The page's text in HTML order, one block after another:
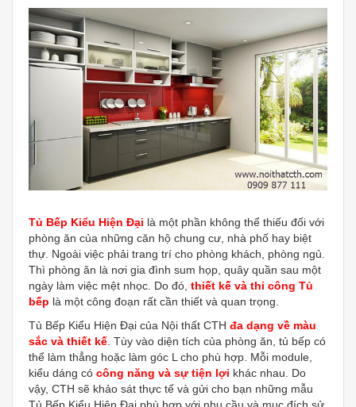
Tủ Bếp Kiểu Hiện Đại là một phần không thể thiếu đối với
phòng ăn của những căn hộ chung cư, nhà phố hay biệt
thự. Ngoài việc phải trang trí cho phòng khách, phòng ngủ.
Thì phòng ăn là nơi gia đình sum họp, quây quần sau một
ngày làm việc mệt nhọc. Do đó, thiết kế và thi công Tủ
bếp là một công đoạn rất cần thiết và quan trọng.
Tủ Bếp Kiểu Hiện Đại của Nội thất CTH đa dạng về màu
sắc và thiết kế . Tùy vào diện tích của phòng ăn, tủ bếp có
thể làm thẳng hoặc làm góc L cho phù hợp. Mỗi module,
kiểu dáng có công năng và sự tiện lợi khác nhau. Do
vậy, CTH sẽ khảo sát thực tế và gửi cho bạn những mẫu